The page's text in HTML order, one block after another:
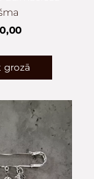
grozā